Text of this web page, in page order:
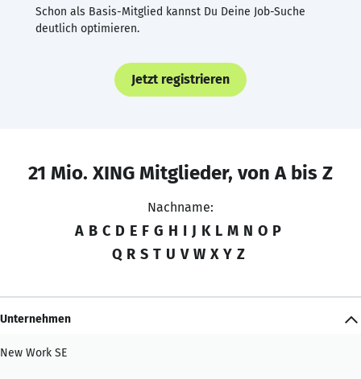
Schon als Basis-Mitglied kannst Du Deine Job-Suche
deutlich optimieren.
Jetzt registrieren
21 Mio. XING Mitglieder, von A bis Z
Nachname:
A B C D E F G H I J K L M N O P
Q R S T U V W X Y Z
Unternehmen
New Work SE